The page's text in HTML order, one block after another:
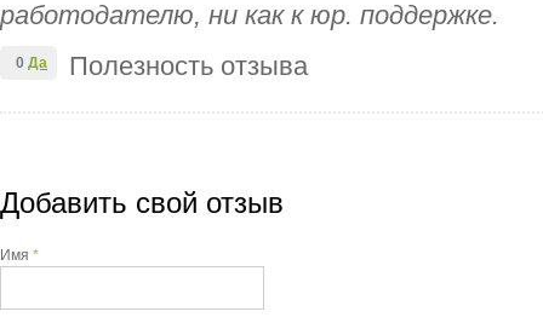
работодателю, ни как к юр. поддержке.
Полезность отзыва
0 Да
Добавить свой отзыв
Имя *